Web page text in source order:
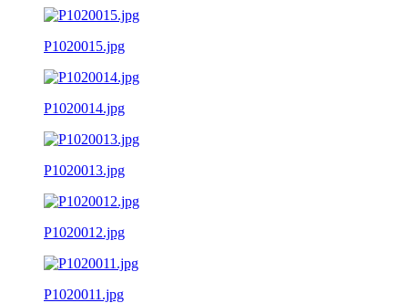
P1020015.jpg
P1020014.jpg
P1020013.jpg
P1020012.jpg
P1020011.jpg